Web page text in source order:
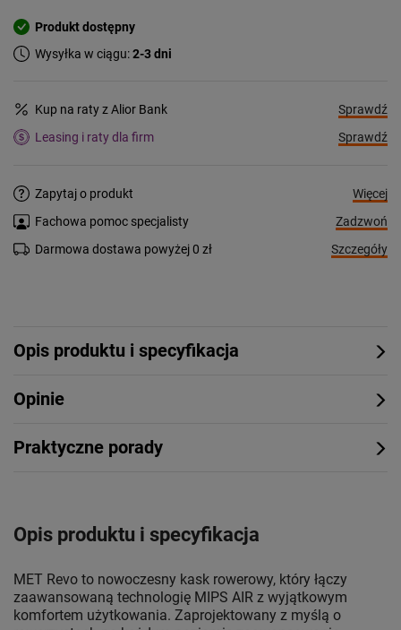
Produkt dostępny
Wysyłka w ciągu:2-3 dni
Kup na raty z Alior Bank
Sprawdź
Leasing i raty dla firm
Sprawdź
Zapytaj o produkt
Więcej
Fachowa pomoc specjalisty
Zadzwoń
Darmowa dostawa powyżej 0 zł
Szczegóły
Opis produktu i specyfikacja
Opinie
Praktyczne porady
Opis produktu i specyfikacja
MET Revo to nowoczesny kask rowerowy, który łączy
zaawansowaną technologię MIPS AIR z wyjątkowym
komfortem użytkowania. Zaprojektowany z myślą o